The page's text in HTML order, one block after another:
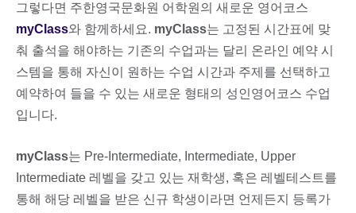
그렇다면 주한영국문화원 어학원의 새로운 영어코스
myClass와 함께하세요. myClass는 고정된 시간표에 맞
춰 출석을 해야하는 기존의 수업과는 달리 온라인 예약 시
스템을 통해 자신이 원하는 수업 시간과 주제를 선택하고
예약하여 들을 수 있는 새로운 형태의 성인영어코스 수업
입니다.
myClass는 Pre-Intermediate, Intermediate, Upper
Intermediate 레벨을 갖고 있는 재학생, 혹은 레벨테스트를
통해 해당 레벨을 받은 신규 학생이라면 언제든지 등록가